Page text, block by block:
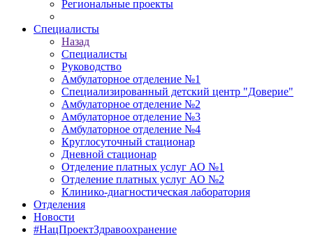
Региональные проекты
Специалисты
Назад
Специалисты
Руководство
Амбулаторное отделение №1
Специализированный детский центр "Доверие"
Амбулаторное отделение №2
Амбулаторное отделение №3
Амбулаторное отделение №4
Круглосуточный стационар
Дневной стационар
Отделение платных услуг АО №1
Отделение платных услуг АО №2
Клинико-диагностическая лаборатория
Отделения
Новости
#НацПроектЗдравоохранение